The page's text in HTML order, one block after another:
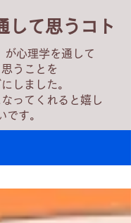
して思うコト
が心理学を通して
思うことを
しました。
ってくれると嬉し
です。